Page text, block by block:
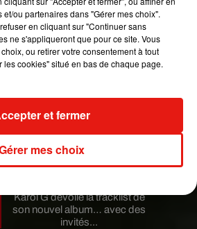
Guatemala : l'éruption du volcan
de Fuego est terminée
Karol G dévoile la tracklist de
son nouvel album… avec des
invités...
ou partenaires dans "Gérer mes choix".
en cliquant sur "Continuer sans
ne s'appliqueront que pour ce site. Vous
ou retirer votre consentement à tout
les cookies" situé en bas de chaque page.
mes choix
et fermer